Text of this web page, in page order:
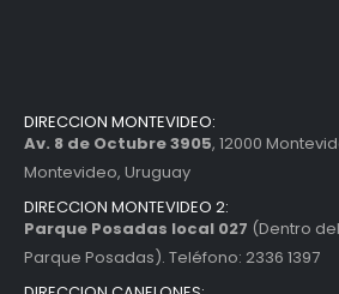
DIRECCION MONTEVIDEO:
Av. 8 de Octubre 3905, 12000
Montevideo, Uruguay
DIRECCION MONTEVIDEO 2:
Parque Posadas local 027 (Dentro
Parque Posadas). Teléfono: 2336 1397